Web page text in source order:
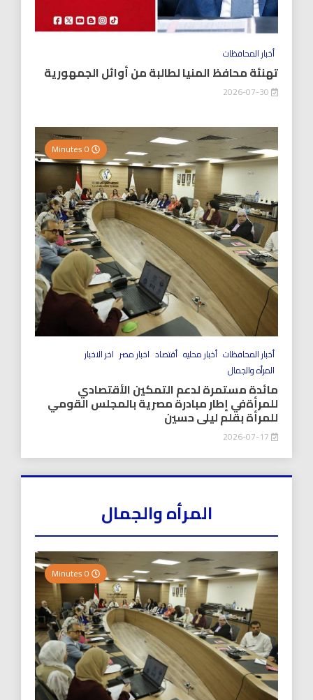
أخبار المحافظات
تهنئة محافظ المنيا لطالبة من أوائل الجمهورية
أخبار المحافظات أخبار محليه أقتصاد اخبار مصر اخر الاخبار
المرأه والجمال
مائدة مستمرة لدعم التمكين الأقتصادي
للمرأةفي إطار مبادرة مصرية بالمجلس القومي
للمرأة بقلم ليلى حسين
المرأه والجمال